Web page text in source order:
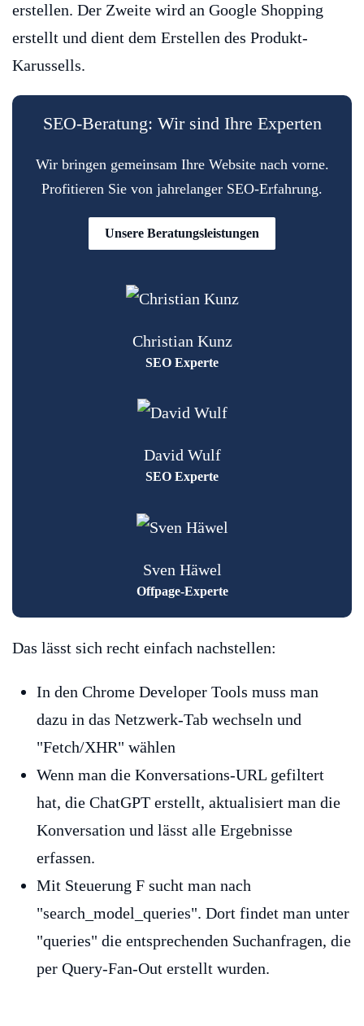
erstellen. Der Zweite wird an Google Shopping
erstellt und dient dem Erstellen des Produkt-
Karussells.
SEO-Beratung: Wir sind Ihre Experten
Wir bringen gemeinsam Ihre Website nach vorne.
Profitieren Sie von jahrelanger SEO-Erfahrung.
Unsere Beratungsleistungen
Christian Kunz
SEO Experte
David Wulf
SEO Experte
Sven Häwel
Offpage-Experte
Das lässt sich recht einfach nachstellen:
In den Chrome Developer Tools muss man
dazu in das Netzwerk-Tab wechseln und
"Fetch/XHR" wählen
Wenn man die Konversations-URL gefiltert
hat, die ChatGPT erstellt, aktualisiert man die
Konversation und lässt alle Ergebnisse
erfassen.
Mit Steuerung F sucht man nach
"search_model_queries". Dort findet man unter
"queries" die entsprechenden Suchanfragen, die
per Query-Fan-Out erstellt wurden.